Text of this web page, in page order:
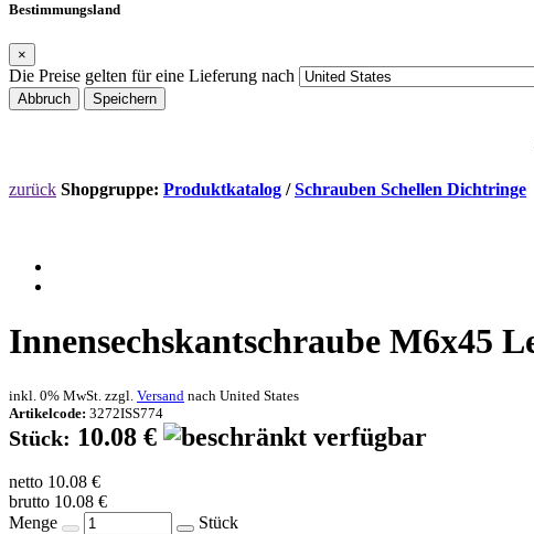
Bestimmungsland
×
Die Preise gelten für eine Lieferung nach
Abbruch Speichern
zurück Shopgruppe: Produktkatalog /Schrauben Schellen Dichtringe
Innensechskantschraube M6x45
inkl. 0% MwSt. zzgl. Versand nach United States
Artikelcode: 3272ISS774
Stück: 10.08 €
netto 10.08 €
brutto 10.08 €
Menge
Stück